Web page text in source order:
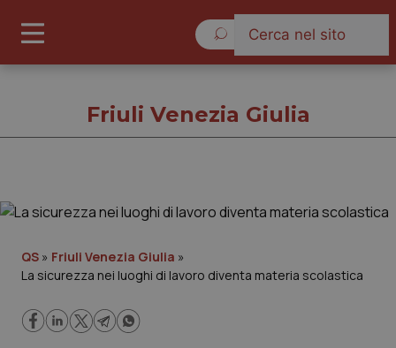
Cronache
Friuli Venezia Giulia
QS » Friuli Venezia Giulia »
La sicurezza nei luoghi di lavoro diventa materia scolastica